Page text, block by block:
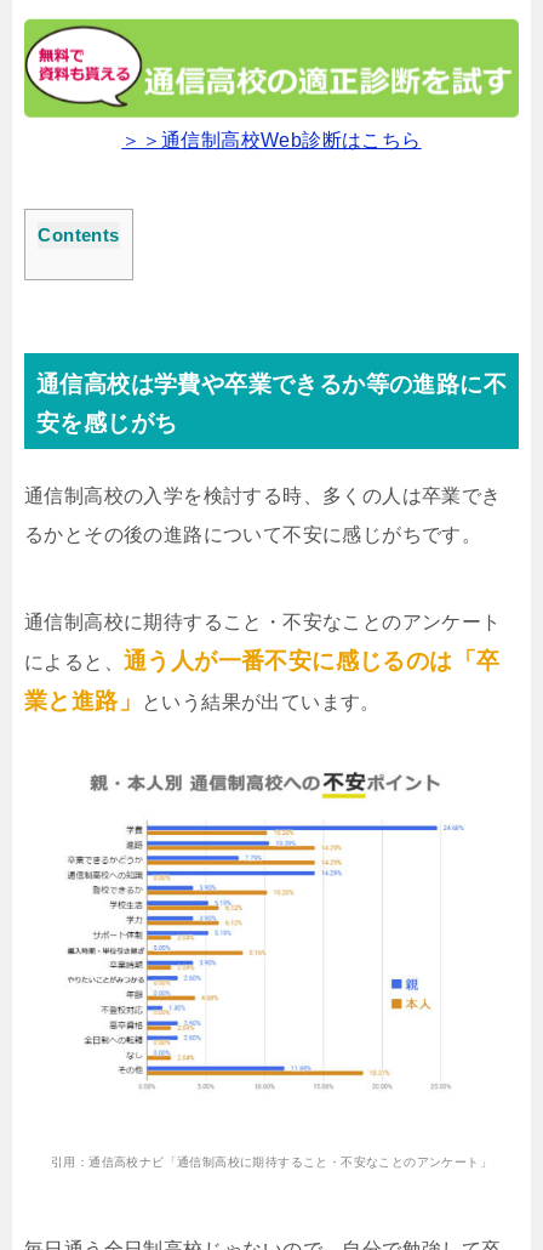
＞＞通信制高校Web診断はこちら
Contents
通信高校は学費や卒業できるか等の進路に不
安を感じがち
通信制高校の入学を検討する時、多くの人は卒業でき
るかとその後の進路について不安に感じがちです。
通信制高校に期待すること・不安なことのアンケート
によると、 通う人が一番不安に感じるのは「卒
業と進路」
という結果が出ています。
引用：通信高校ナビ「通信制高校に期待すること・不安なことのアンケート」